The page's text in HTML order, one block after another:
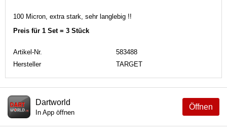
100 Micron, extra stark, sehr langlebig !!
Preis für 1 Set = 3 Stück
Artikel-Nr.
583488
Hersteller
TARGET
Öffnen
Dartworld
In App öffnen